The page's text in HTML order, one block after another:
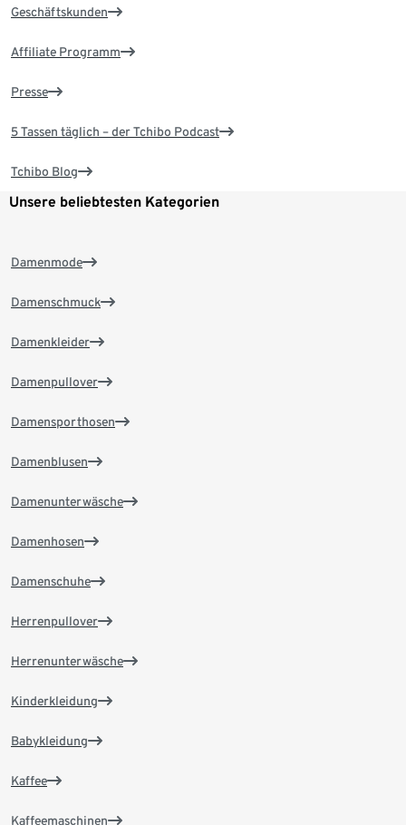
Geschäftskunden
Affiliate Programm
Presse
5 Tassen täglich – der Tchibo Podcast
Tchibo Blog
Unsere beliebtesten Kategorien
Damenmode
Damenschmuck
Damenkleider
Damenpullover
Damensporthosen
Damenblusen
Damenunterwäsche
Damenhosen
Damenschuhe
Herrenpullover
Herrenunterwäsche
Kinderkleidung
Babykleidung
Kaffee
Kaffeemaschinen